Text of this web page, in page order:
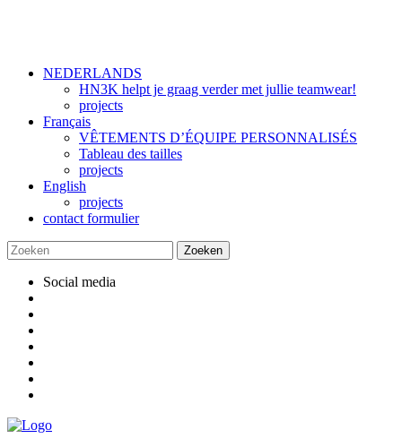
NEDERLANDS
HN3K helpt je graag verder met jullie teamwear!
projects
Français
VÊTEMENTS D’ÉQUIPE PERSONNALISÉS
Tableau des tailles
projects
English
projects
contact formulier
Social media